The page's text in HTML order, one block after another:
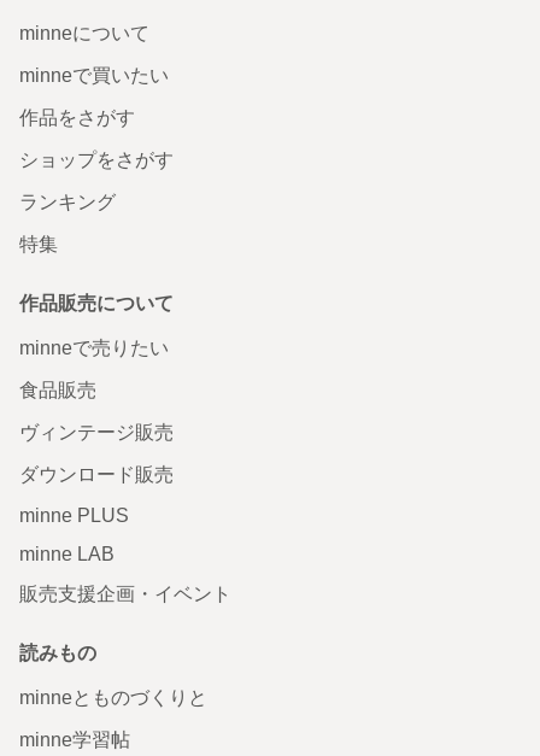
minneについて
minneで買いたい
作品をさがす
ショップをさがす
ランキング
特集
作品販売について
minneで売りたい
食品販売
ヴィンテージ販売
ダウンロード販売
minne PLUS
minne LAB
販売支援企画・イベント
読みもの
minneとものづくりと
minne学習帖